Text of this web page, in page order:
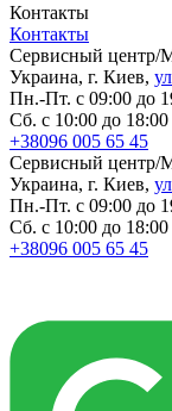
Контакты
Контакты
Сервисный центр/
Украина, г. Киев,
Пн.-Пт. с 09:00 до
Сб. с 10:00 до 18:00
+38096 005 65 45
Сервисный центр/
Украина, г. Киев,
Пн.-Пт. с 09:00 до
Сб. с 10:00 до 18:00
+38096 005 65 45